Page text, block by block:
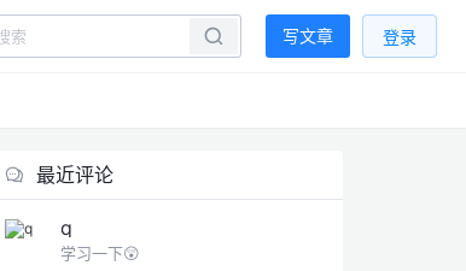
写文章 登录
最近评论
q
学习一下😲